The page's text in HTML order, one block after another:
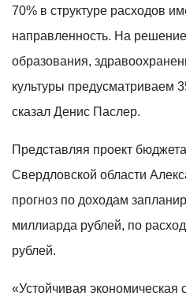
70% в структуре расходов
направленность. На
образования,
культуры предусматриваем
сказал Денис Паслер.
Представляя проект
Свердловской области
прогноз по доходам
миллиарда рублей, по
рублей.
«Устойчивая экономическая